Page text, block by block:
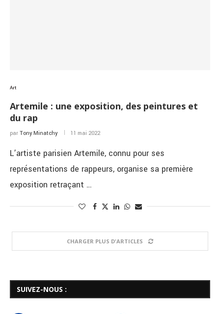
Art
Artemile : une exposition, des peintures et
du rap
par Tony Minatchy 11 mai 2022
L’artiste parisien Artemile, connu pour ses
représentations de rappeurs, organise sa première
exposition retraçant …
CHARGER PLUS D'ARTICLES
SUIVEZ-NOUS :